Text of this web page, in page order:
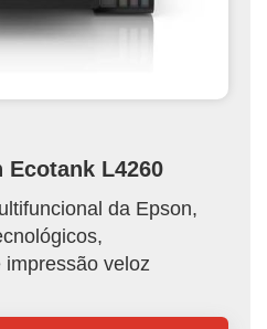
Ecotank L4260
da Epson,
veloz